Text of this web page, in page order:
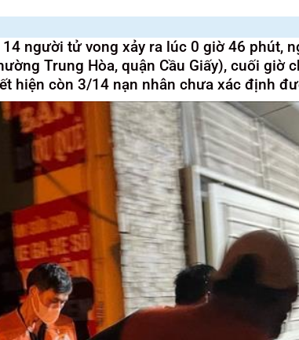
người tử vong xảy ra lúc 0 giờ 46 phút,
Trung Hòa, quận Cầu Giấy), cuối giờ
hiện còn 3/14 nạn nhân chưa xác định